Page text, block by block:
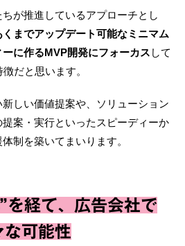
が推進しているアプローチとし
までアップデート可能なミニマム
に作るMVP開発にフォーカス して
だと思います。
しい価値提案や、ソリューション
案・実行といったスピーディーか
制を築いてまいります。
を経て、広告会社で
な可能性